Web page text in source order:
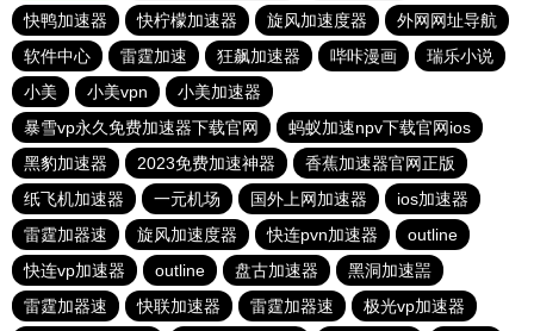
快鸭加速器
快柠檬加速器 旋风加速度器
外网网址导航
软件中心
雷霆加速 狂飙加速器 哔咔漫画
瑞乐小说
小美
小美vpn
小美加速器
暴雪vp永久免费加速器下载官网
蚂蚁加速npv下载官网ios
黑豹加速器
2023免费加速神器
香蕉加速器官网正版
纸飞机加速器
一元机场 国外上网加速器
ios加速器
雷霆加器速
旋风加速度器 快连pvn加速器
outline
快连vp加速器
outline 盘古加速器
黑洞加速噐
雷霆加器速
快联加速器 雷霆加器速
极光vp加速器